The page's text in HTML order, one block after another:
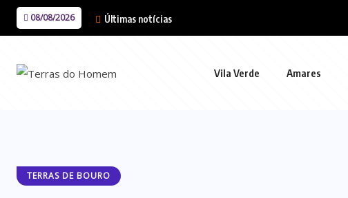
08/08/2026 Últimas notícias
Vila Verde Amares
TERRAS DE BOURO